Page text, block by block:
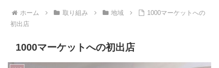
ホーム 取り組み 地域
1000マーケットへの
初出店
1000マーケットへの初出店